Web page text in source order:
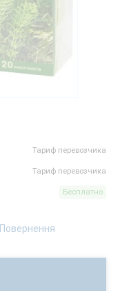
Тариф перевозчика
Тариф перевозчика
Бесплатно
Повернення